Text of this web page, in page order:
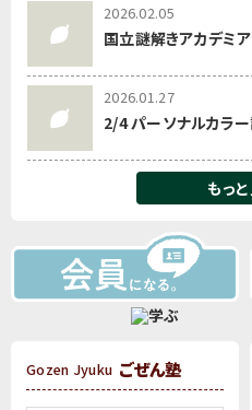
2026.02.05
国立謎解きアカデミア
2026.01.27
2/4 パーソナルカラ
もっ
Gozen Jyuku ごぜん塾